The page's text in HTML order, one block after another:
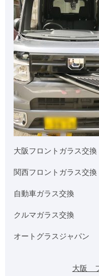
大阪フロントガラス交
関西フロントガラス交
自動車ガラス交換
クルマガラス交換
オートグラスジャパン
大阪